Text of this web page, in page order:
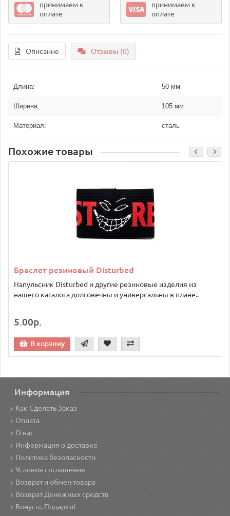
принимаем к
оплате
принимаем к
оплате
Описание Отзывы (0)
Длина: 50 мм
Ширина: 105 мм
Материал: сталь
Похожие товары
Браслет резиновый Disturbed
Напульсник Disturbed и другие резиновые изделия из
нашего каталога долговечны и универсальны в плане..
5.00р.
В корзину
Информация
Как Сделать Заказ
Оплата
О нас
Информация о доставке
Политика безопасности
Условия соглашения
Возврат и обмен товара
Возврат Денежных средств
Бонусы, Подарки!